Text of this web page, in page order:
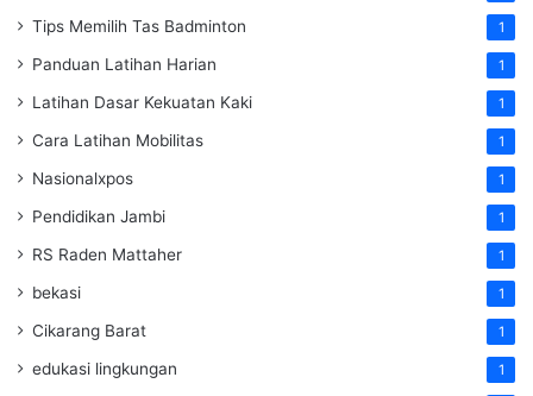
Tips Memilih Tas Badminton 1
Panduan Latihan Harian 1
Latihan Dasar Kekuatan Kaki 1
Cara Latihan Mobilitas 1
Nasionalxpos 1
Pendidikan Jambi 1
RS Raden Mattaher 1
bekasi 1
Cikarang Barat 1
edukasi lingkungan 1